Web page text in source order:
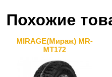
Похожие
MIRAGE(Мираж) MR-
MT172